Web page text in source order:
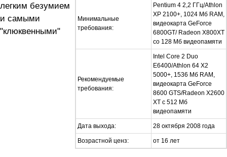
Минимальные
требования:
Pentium 4 2,2 ГГц/Athlon
XP 2100+, 1024 Мб RAM,
видеокарта GeForce
6800GT/ Radeon X800XT
со 128 Мб видеопамяти
Рекомендуемые
требования:
Intel Core 2 Duo
E6400/Athlon 64 X2
5000+, 1536 Мб RAM,
видеокарта GeForce
8600 GTS/Radeon Х2600
XT с 512 Мб
видеопамяти
Дата выхода: 28 октября 2008 года
Возрастной ценз: от 16 лет
легким безумием
и самыми
"клюквенными"